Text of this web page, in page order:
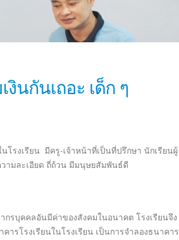
ติด
ปิตุเตชะ นายกองค์การบริหารส่วนจังหวัดระยอง